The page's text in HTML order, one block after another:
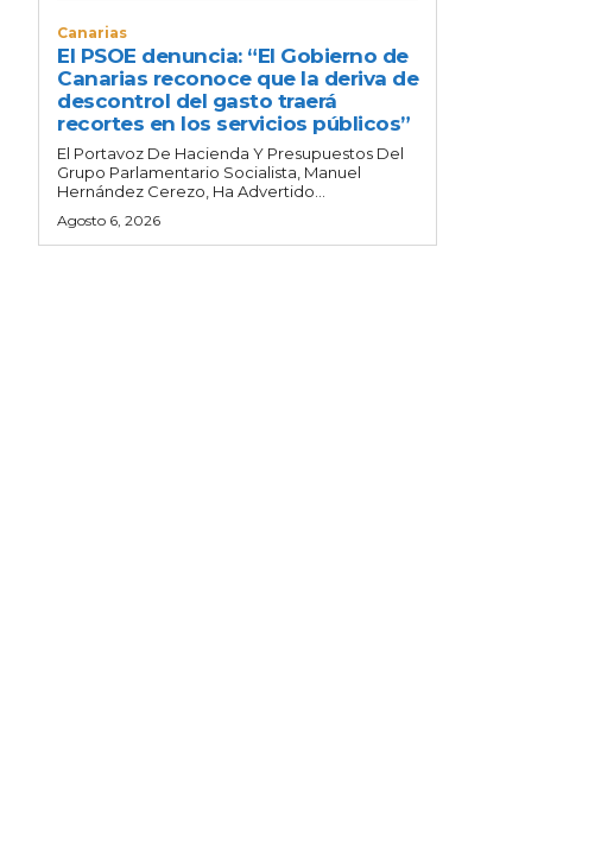
Canarias
El PSOE denuncia: “El Gobierno de
Canarias reconoce que la deriva de
descontrol del gasto traerá
recortes en los servicios públicos”
El Portavoz De Hacienda Y Presupuestos Del
Grupo Parlamentario Socialista, Manuel
Hernández Cerezo, Ha Advertido...
Agosto 6, 2026